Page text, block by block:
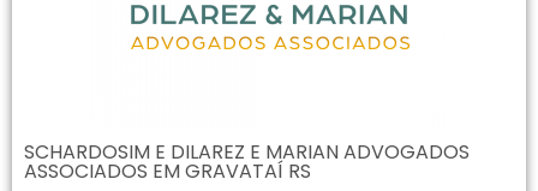
SCHARDOSIM E DILAREZ E MARIAN ADVOGADOS
ASSOCIADOS EM GRAVATAÍ RS